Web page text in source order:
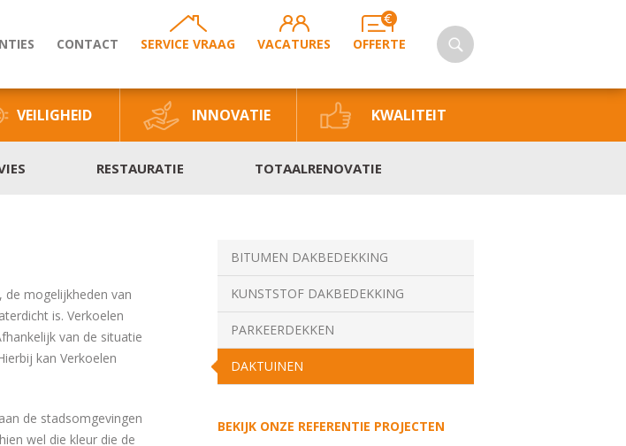
CONTACT SERVICE VRAAG VACATURES OFFERTE
VEILIGHEID INNOVATIE KWALITEIT
RESTAURATIE TOTAALRENOVATIE
de mogelijkheden van
is. Verkoelen
van de situatie
kan Verkoelen
de stadsomgevingen
wel die kleur die de
BITUMEN DAKBEDEKKING
KUNSTSTOF DAKBEDEKKING
PARKEERDEKKEN
DAKTUINEN
BEKIJK ONZE REFERENTIE PROJECTEN